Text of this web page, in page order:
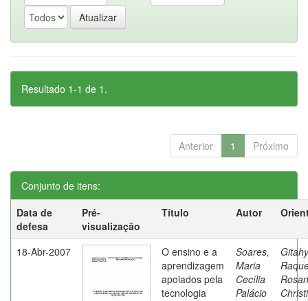
Resultado 1-1 de 1.
Anterior 1 Próximo
Conjunto de itens:
Data de
defesa
Pré-
visualização
Título Autor
18-Abr-2007
O ensino e a
aprendizagem
apoiados pela
tecnologia
Soares,
Maria
Cecília
Palácio
Rosan